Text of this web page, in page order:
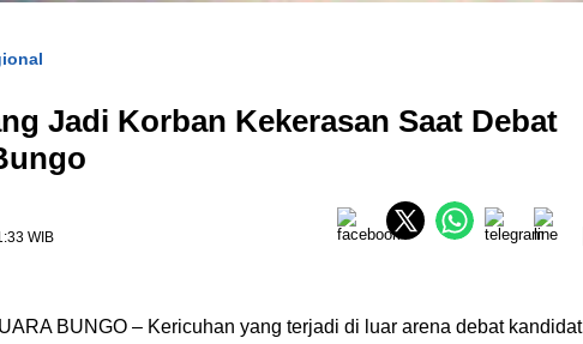
Jadi Korban Kekerasan Saat Debat
WIB
BUNGO – Kericuhan yang terjadi di luar arena debat kandidat